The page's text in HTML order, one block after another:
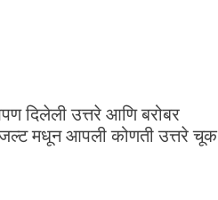
दिलेली उत्तरे आणि बरोबर
मधून आपली कोणती उत्तरे चूक